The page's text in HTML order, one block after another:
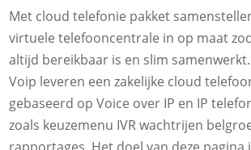
Met cloud telefonie pakket
virtuele telefooncentrale in op maat
altijd bereikbaar is en slim samenwerkt.​
Voip leveren een zakelijke cloud
gebaseerd op Voice over IP en IP
zoals keuzemenu IVR wachtrijen